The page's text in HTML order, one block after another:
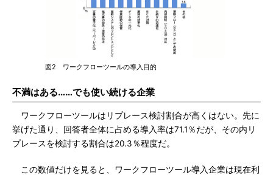
図2 ワークフローツールの導入目的
不満はある……でも使い続ける企業
ワークフローツールはリプレース検討割合が高くはない。先に
挙げた通り、回答者全体に占める導入率は71.1％だが、その内リ
プレースを検討する割合は20.3％程度だ。
この数値だけを見ると、ワークフローツール導入企業は現在利